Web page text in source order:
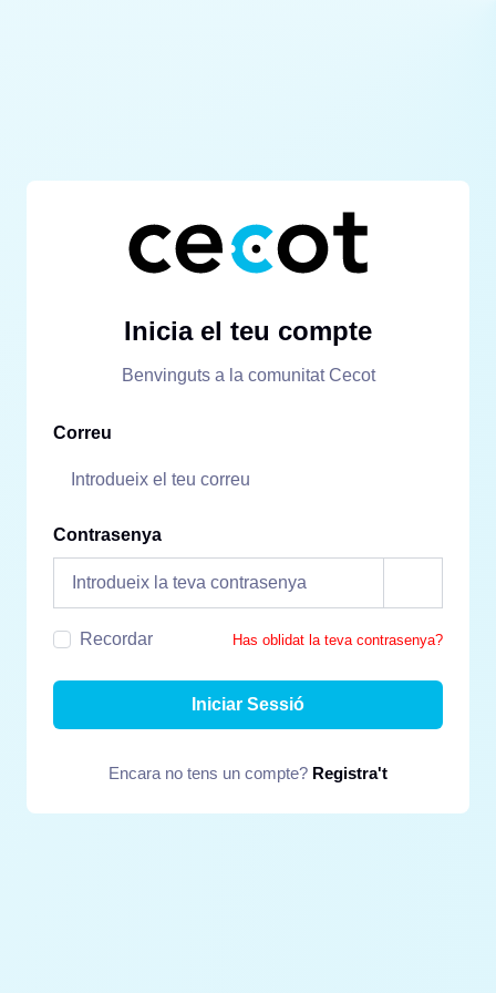
Inicia el teu compte
Benvinguts a la comunitat Cecot
Correu
Contrasenya
Recordar Has oblidat la teva contrasenya?
Iniciar Sessió
Encara no tens un compte? Registra't